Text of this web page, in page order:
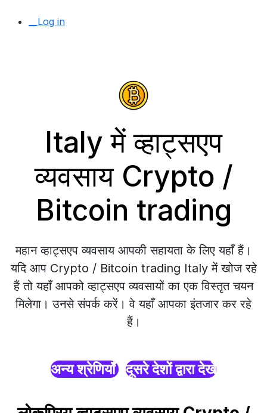
__Log in
Italy में व्हाट्सएप
व्यवसाय Crypto /
Bitcoin trading
महान व्हाट्सएप व्यवसाय आपकी सहायता के लिए यहाँ हैं।
यदि आप Crypto / Bitcoin trading Italy में खोज रहे
हैं तो यहाँ आपको व्हाट्सएप व्यवसायों का एक विस्तृत चयन
मिलेगा। उनसे संपर्क करें। वे यहाँ आपका इंतजार कर रहे
हैं।
अन्य श्रेणियाँ दूसरे देशों द्वारा देखें